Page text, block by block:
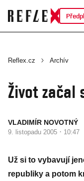
Reflex.cz Archív
Život začal
VLADIMÍR NOVOTNÝ
9. listopadu 2005 · 10:47
Už si to vybavují
republiky a potom